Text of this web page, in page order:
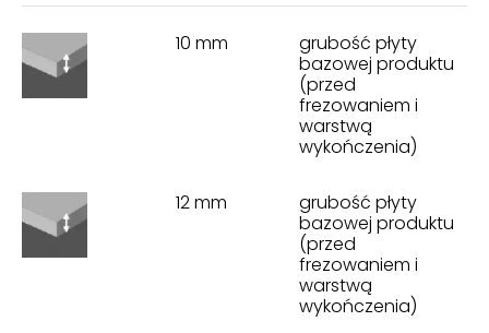
10 mm
grubość płyty
bazowej produktu
(przed
frezowaniem i
warstwą
wykończenia)
12 mm
grubość płyty
bazowej produktu
(przed
frezowaniem i
warstwą
wykończenia)